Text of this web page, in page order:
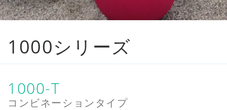
1000シリーズ
1000-T
コンビネーションタイプ